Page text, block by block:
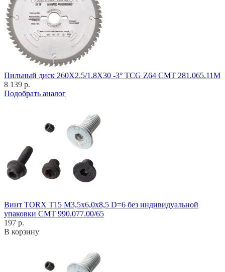
Пильный диск 260X2.5/1.8X30 -3° TCG Z64 CMT 281.065.11M
8 139 р.
Подобрать аналог
Винт TORX T15 M3,5x6,0x8,5 D=6 без индивидуальной
упаковки CMT 990.077.00/65
197 р.
В корзину